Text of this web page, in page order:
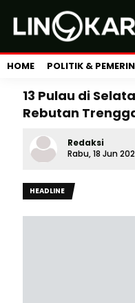
HOME POLITIK &
13 Pulau di
Rebutan
Redaksi
Rabu, 18 Jun
HEADLINE